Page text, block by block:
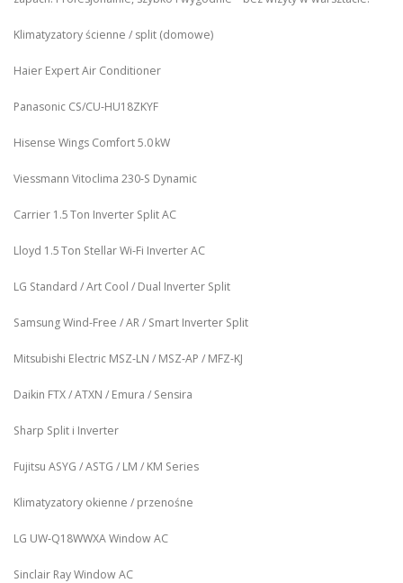
Klimatyzatory ścienne / split (domowe)
Haier Expert Air Conditioner
Panasonic CS/CU‑HU18ZKYF
Hisense Wings Comfort 5.0 kW
Viessmann Vitoclima 230‑S Dynamic
Carrier 1.5 Ton Inverter Split AC
Lloyd 1.5 Ton Stellar Wi‑Fi Inverter AC
LG Standard / Art Cool / Dual Inverter Split
Samsung Wind-Free / AR / Smart Inverter Split
Mitsubishi Electric MSZ‑LN / MSZ‑AP / MFZ-KJ
Daikin FTX / ATXN / Emura / Sensira
Sharp Split i Inverter
Fujitsu ASYG / ASTG / LM / KM Series
Klimatyzatory okienne / przenośne
LG UW‑Q18WWXA Window AC
Sinclair Ray Window AC